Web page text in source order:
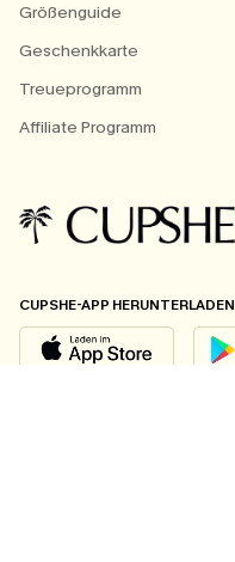
Größenguide
Geschenkkarte
Treueprogramm
Affiliate Programm
CUPSHE-APP HERUNTERLADEN